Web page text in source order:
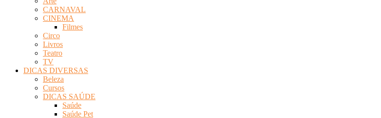
CARNAVAL
CINEMA
Filmes
Circo
Livros
Teatro
TV
DICAS DIVERSAS
Beleza
Cursos
DICAS SAÚDE
Saúde
Saúde Pet